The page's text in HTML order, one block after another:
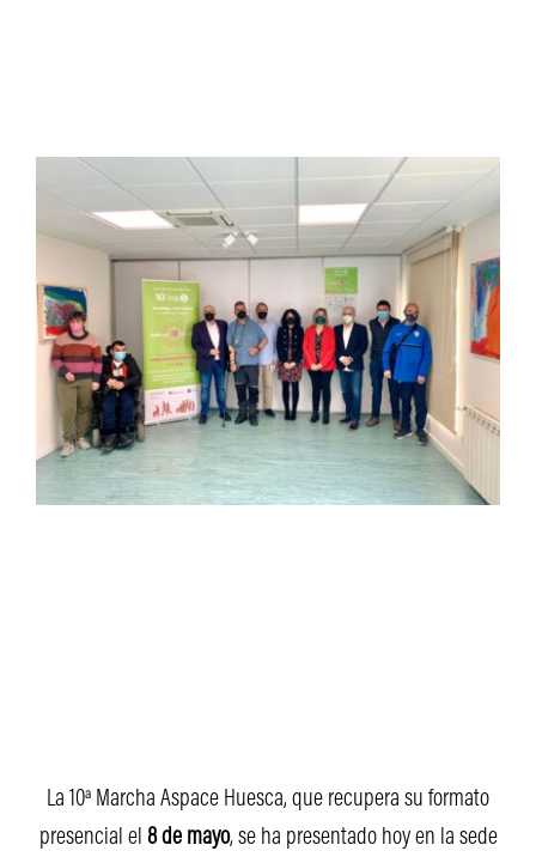
La 10ª Marcha Aspace Huesca, que recupera su formato
presencial el 8 de mayo, se ha presentado hoy en la sede